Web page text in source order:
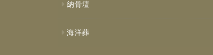
納骨壇
海洋葬